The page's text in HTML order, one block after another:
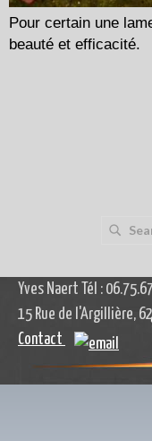
Pour certain une
beauté et efficacité.
Yves Naert Tél :
15 Rue de l'Argillière,
Contact